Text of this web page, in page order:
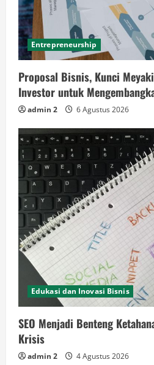
Entrepreneurship
Proposal Bisnis, Kunci
Investor untuk
admin 2 6 Agustus 2026
Edukasi dan Inovasi Bisnis
SEO Menjadi Benteng
Krisis
admin 2 4 Agustus 2026